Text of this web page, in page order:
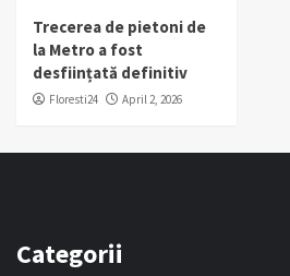
Trecerea de pietoni de
la Metro a fost
desființată definitiv
Floresti24 April 2, 2026
Categorii